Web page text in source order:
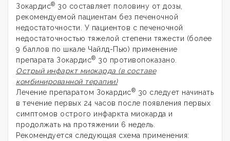
Зокардис® 30 составляет половину от дозы,
рекомендуемой пациентам без печеночной
недостаточности. У пациентов с печеночной
недостаточностью тяжелой степени тяжести (более
9 баллов по шкале Чайлд-Пью) применение
препарата Зокардис® 30 противопоказано.
Острый инфаркт миокарда (в составе
комбинированной терапии)
Лечение препаратом Зокардис® 30 следует начинать
в течение первых 24 часов после появления первых
симптомов острого инфаркта миокарда и
продолжать на протяжении 6 недель.
Рекомендуется следующая схема применения: